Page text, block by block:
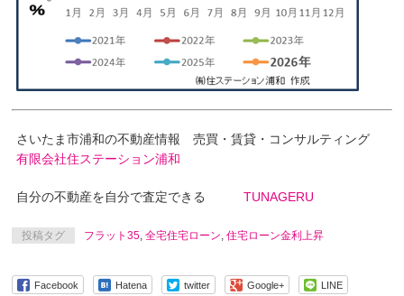
さいたま市浦和の不動産情報 売買・賃貸・コンサルティング
有限会社住ステーション浦和
自分の不動産を自分で査定できるTUNAGERU
投稿タグ フラット35,全宅住宅ローン,住宅ローン金利上昇
Facebook Hatena twitter Google+ LINE